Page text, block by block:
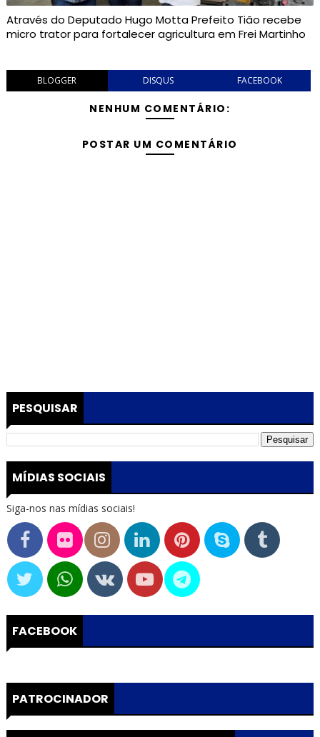
Através do Deputado Hugo Motta Prefeito Tião recebe
micro trator para fortalecer agricultura em Frei Martinho
BLOGGER DISQUS FACEBOOK
NENHUM COMENTÁRIO:
POSTAR UM COMENTÁRIO
PESQUISAR
MÍDIAS SOCIAIS
Siga-nos nas mídias sociais!
FACEBOOK
PATROCINADOR